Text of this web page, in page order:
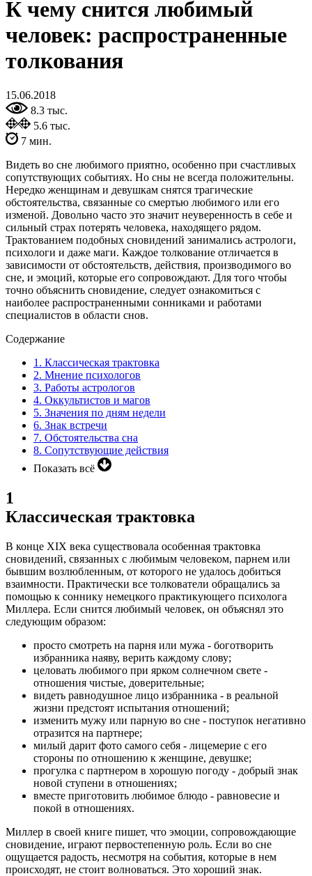
К чему снится любимый
человек: распространенные
толкования
15.06.2018
8.3 тыс.
5.6 тыс.
7 мин.
Видеть во сне любимого приятно, особенно при счастливых
сопутствующих событиях. Но сны не всегда положительны.
Нередко женщинам и девушкам снятся трагические
обстоятельства, связанные со смертью любимого или его
изменой. Довольно часто это значит неуверенность в себе и
сильный страх потерять человека, находящего рядом.
Трактованием подобных сновидений занимались астрологи,
психологи и даже маги. Каждое толкование отличается в
зависимости от обстоятельств, действия, производимого во
сне, и эмоций, которые его сопровождают. Для того чтобы
точно объяснить сновидение, следует ознакомиться с
наиболее распространенными сонниками и работами
специалистов в области снов.
Содержание
1. Классическая трактовка
2. Мнение психологов
3. Работы астрологов
4. Оккультистов и магов
5. Значения по дням недели
6. Знак встречи
7. Обстоятельства сна
8. Сопутствующие действия
Показать всё
1
Классическая трактовка
В конце XIX века существовала особенная трактовка
сновидений, связанных с любимым человеком, парнем или
бывшим возлюбленным, от которого не удалось добиться
взаимности. Практически все толкователи обращались за
помощью к соннику немецкого практикующего психолога
Миллера. Если снится любимый человек, он объяснял это
следующим образом:
просто смотреть на парня или мужа - боготворить
избранника наяву, верить каждому слову;
целовать любимого при ярком солнечном свете -
отношения чистые, доверительные;
видеть равнодушное лицо избранника - в реальной
жизни предстоят испытания отношений;
изменить мужу или парную во сне - поступок негативно
отразится на партнере;
милый дарит фото самого себя - лицемерие с его
стороны по отношению к женщине, девушке;
прогулка с партнером в хорошую погоду - добрый знак
новой ступени в отношениях;
вместе приготовить любимое блюдо - равновесие и
покой в отношениях.
Миллер в своей книге пишет, что эмоции, сопровождающие
сновидение, играют первостепенную роль. Если во сне
ощущается радость, несмотря на события, которые в нем
происходят, не стоит волноваться. Это хороший знак.